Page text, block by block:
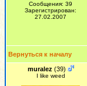
Сообщения: 39
Зарегистрирован:
27.02.2007
Вернуться к началу
muralez (39)
I like weed